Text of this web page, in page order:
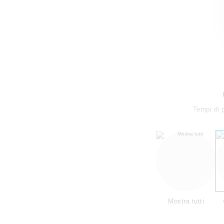
Tempi di
Mostra tutti